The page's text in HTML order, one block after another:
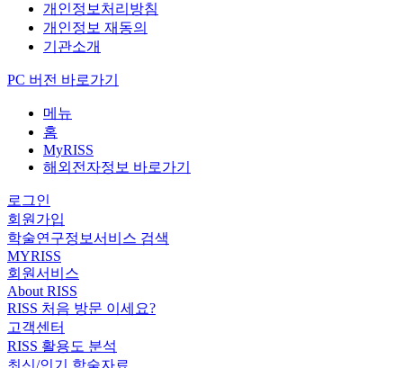
개인정보처리방침
개인정보 재동의
기관소개
PC 버전 바로가기
메뉴
홈
MyRISS
해외전자정보 바로가기
로그인
회원가입
학술연구정보서비스 검색
MYRISS
회원서비스
About RISS
RISS 처음 방문 이세요?
고객센터
RISS 활용도 분석